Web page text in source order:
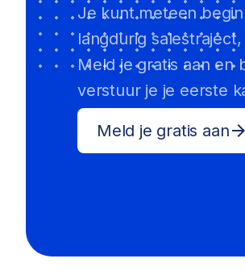
Je kunt meteen
langdurig
Meld je gratis aan en
verstuur je je eerste
Meld je gratis aanarrow_forward